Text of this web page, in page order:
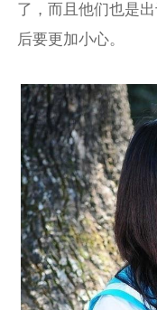
了，而且他们也是
后要更加小心。